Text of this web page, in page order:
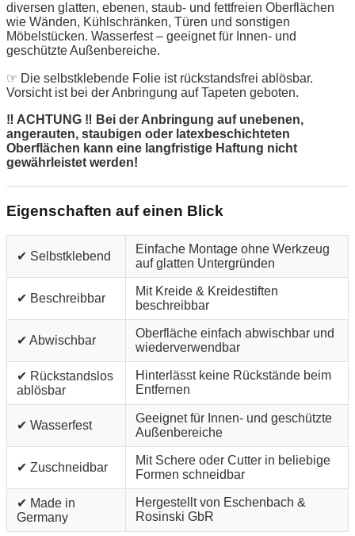
diversen glatten, ebenen, staub- und fettfreien Oberflächen
wie Wänden, Kühlschränken, Türen und sonstigen
Möbelstücken. Wasserfest – geeignet für Innen- und
geschützte Außenbereiche.
☞ Die selbstklebende Folie ist rückstandsfrei ablösbar.
Vorsicht ist bei der Anbringung auf Tapeten geboten.
‼ ACHTUNG ‼ Bei der Anbringung auf unebenen,
angerauten, staubigen oder latexbeschichteten
Oberflächen kann eine langfristige Haftung nicht
gewährleistet werden!
Eigenschaften auf einen Blick
✔ Selbstklebend
Einfache Montage ohne Werkzeug
auf glatten Untergründen
✔ Beschreibbar
Mit Kreide & Kreidestiften
beschreibbar
✔ Abwischbar
Oberfläche einfach abwischbar und
wiederverwendbar
✔ Rückstandslos
ablösbar
Hinterlässt keine Rückstände beim
Entfernen
✔ Wasserfest
Geeignet für Innen- und geschützte
Außenbereiche
✔ Zuschneidbar
Mit Schere oder Cutter in beliebige
Formen schneidbar
✔ Made in
Germany
Hergestellt von Eschenbach &
Rosinski GbR